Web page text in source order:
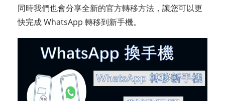
同時我們也會分享全新的官方轉移方法，讓您可以更
快完成 WhatsApp 轉移到新手機。